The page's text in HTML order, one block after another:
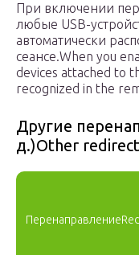
При включении
любые USB-
автоматически
сеансе.When you
devices attached to
recognized in the
Другие
д.)Other